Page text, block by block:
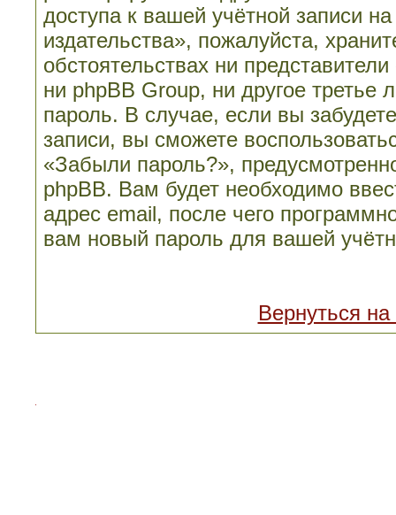
доступа к вашей учётной записи
издательства», пожалуйста,
обстоятельствах ни
ни phpBB Group, ни другое
пароль. В случае, если вы
записи, вы сможете
«Забыли пароль?»,
phpBB. Вам будет необходимо
адрес email, после чего
вам новый пароль для вашей
Вернуться